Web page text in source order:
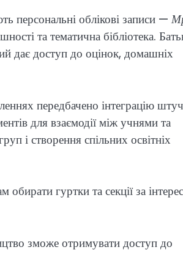
персональні облікові записи —
та тематична бібліотека.
дає доступ до оцінок, домашніх
передбачено інтеграцію
для взаємодії між учнями та
і створення спільних освітніх
гуртки та секції за
зможе отримувати доступ до